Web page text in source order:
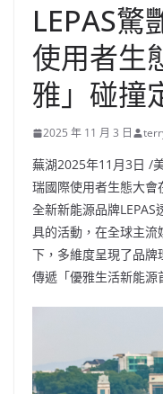
LEPAS驚
使用者生
雅」碰撞
2025 年 11 月 3 日
蕪湖2025年11月3日 /
瑞國際使用者生態大
全新新能源品牌
具的活動，在全球主
下，多維度呈現了品
傳遞「優雅生活新能源